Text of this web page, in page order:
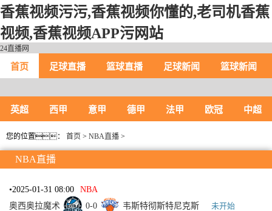
香蕉视频污污,香蕉视频你懂的,老司机香蕉
视频,香蕉视频APP污网站
24直播网
首页 足球直播 篮球直播 足球新闻 篮球新闻
英超 西甲 意甲 德甲 法甲 欧冠 中超
您的位置： 首页 > NBA直播 >
NBA直播
•2025-01-31 08:00
NBA
奥西奥拉魔术
0-0 韦斯特彻斯特尼克斯 未开始